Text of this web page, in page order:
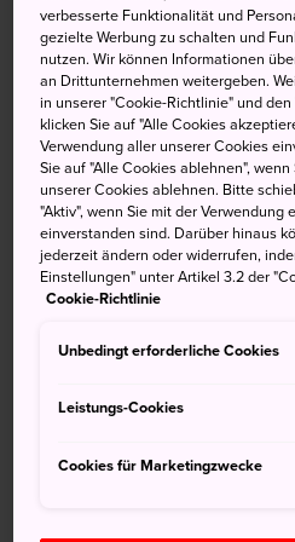
sich mit traditionellen Werten
in der japanischen Kultur und
sind.
verbesserte Funktionalität und
gezielte Werbung zu schalten und
nutzen. Wir können Informationen
an Drittunternehmen weitergeben.
in unserer "Cookie-Richtlinie" und
klicken Sie auf "Alle Cookies
Verwendung aller unserer Cookies
Sie auf "Alle Cookies ablehnen",
unserer Cookies ablehnen. Bitte
"Aktiv", wenn Sie mit der Verwendung
einverstanden sind. Darüber hinaus
jederzeit ändern oder widerrufen,
Einstellungen" unter Artikel 3.2 der
Cookie-Richtlinie
Unbedingt erforderliche Cookies
Leistungs-Cookies
Cookies für Marketingzwecke